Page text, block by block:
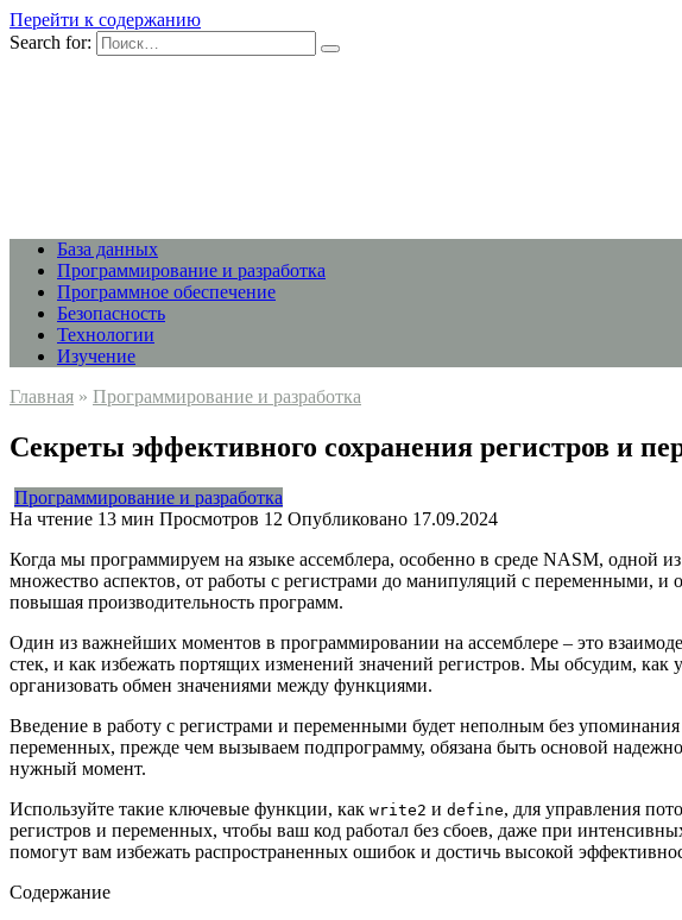
Перейти к содержанию
Search for:
База данных
Программирование и разработка
Программное обеспечение
Безопасность
Технологии
Изучение
Главная » Программирование и разработка
Секреты эффективного сохранения регистров и
Программирование и разработка
На чтение 13 мин Просмотров 12 Опубликовано 17.09.2024
Когда мы программируем на языке ассемблера, особенно в среде NASM, одной
множество аспектов, от работы с регистрами до манипуляций с переменными,
повышая производительность программ.
Один из важнейших моментов в программировании на ассемблере – это
стек, и как избежать портящих изменений значений регистров. Мы обсудим,
организовать обмен значениями между функциями.
Введение в работу с регистрами и переменными будет неполным без
переменных, прежде чем вызываем подпрограмму, обязана быть основой
нужный момент.
Используйте такие ключевые функции, как write2 и define, для управления
регистров и переменных, чтобы ваш код работал без сбоев, даже при
помогут вам избежать распространенных ошибок и достичь высокой
Содержание